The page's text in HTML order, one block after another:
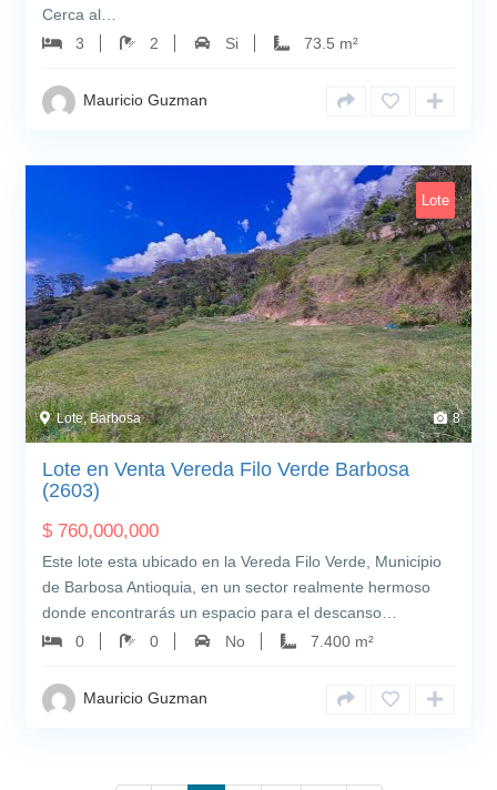
Cerca al…
3
2 Si 73.5 m²
Mauricio Guzman
Lote
Lote, Barbosa 8
Lote en Venta Vereda Filo Verde Barbosa
(2603)
$ 760,000,000
Este lote esta ubicado en la Vereda Filo Verde, Municipio
de Barbosa Antioquia, en un sector realmente hermoso
donde encontrarás un espacio para el descanso…
0
0 No 7.400 m²
Mauricio Guzman